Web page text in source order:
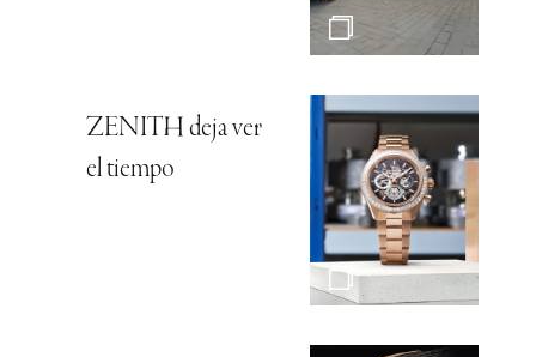
ZENITH deja ver
el tiempo